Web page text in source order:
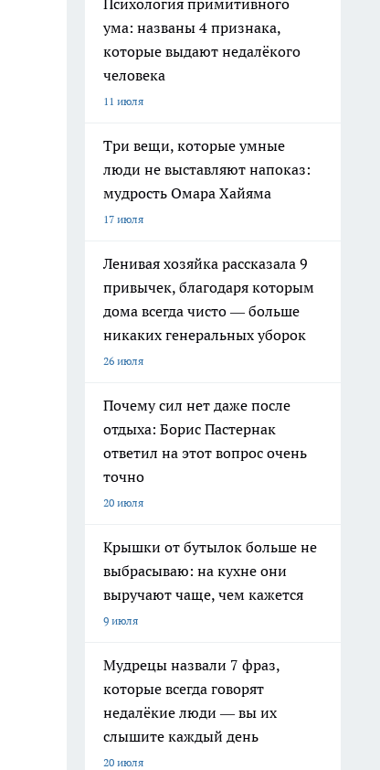
Психология примитивного
ума: названы 4 признака,
которые выдают недалёкого
человека
11 июля
Три вещи, которые умные
люди не выставляют напоказ:
мудрость Омара Хайяма
17 июля
Ленивая хозяйка рассказала 9
привычек, благодаря которым
дома всегда чисто — больше
никаких генеральных уборок
26 июля
Почему сил нет даже после
отдыха: Борис Пастернак
ответил на этот вопрос очень
точно
20 июля
Крышки от бутылок больше не
выбрасываю: на кухне они
выручают чаще, чем кажется
9 июля
Мудрецы назвали 7 фраз,
которые всегда говорят
недалёкие люди — вы их
слышите каждый день
20 июля